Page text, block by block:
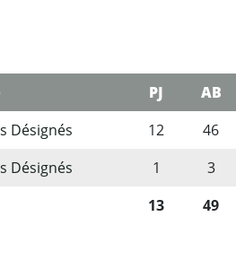
PJ AB
Désignés 12 46
Désignés 1 3
13 49